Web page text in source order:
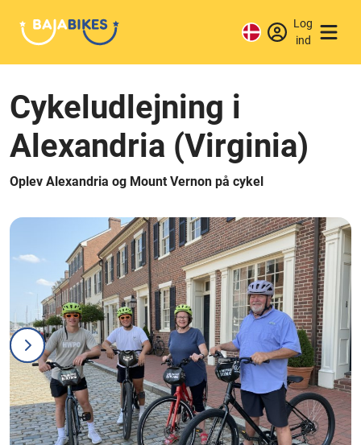
Log
ind
Cykeludlejning i
Alexandria (Virginia)
Oplev Alexandria og Mount Vernon på cykel